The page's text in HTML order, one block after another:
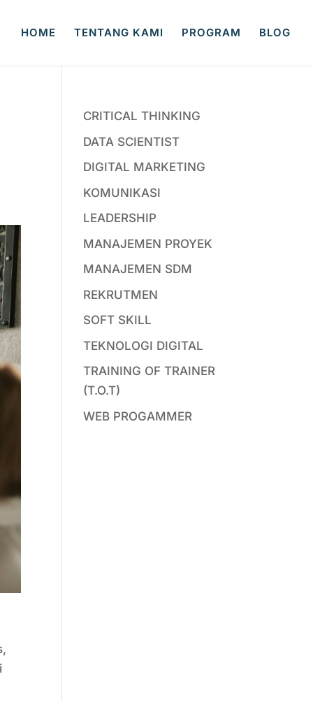
HOME TENTANG KAMI PROGRAM BLOG
CRITICAL THINKING
DATA SCIENTIST
DIGITAL MARKETING
KOMUNIKASI
LEADERSHIP
MANAJEMEN PROYEK
MANAJEMEN SDM
REKRUTMEN
SOFT SKILL
TEKNOLOGI DIGITAL
TRAINING OF TRAINER
(T.O.T)
WEB PROGAMMER